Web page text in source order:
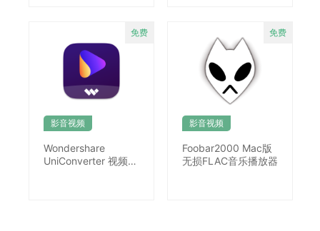
影音视频
Wondershare
UniConverter 视频转
影音视频
Foobar2000 Mac版
无损FLAC音乐播放器